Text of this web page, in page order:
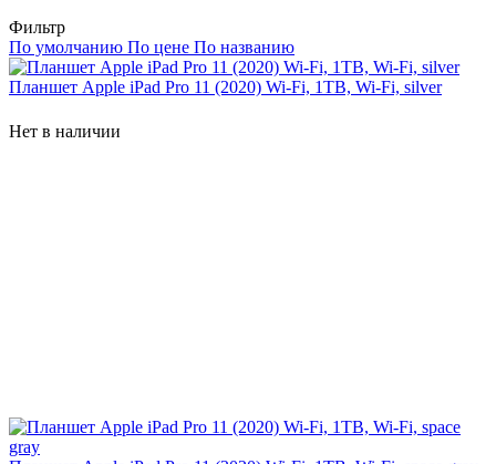
Фильтр
По умолчанию По цене По названию
Планшет Apple iPad Pro 11 (2020) Wi-Fi, 1TB, Wi-Fi, silver
Нет в наличии